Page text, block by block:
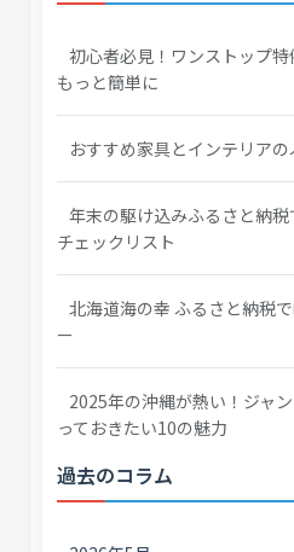
初心者必見！ワンストップ
もっと簡単に
おすすめ家具とインテリア
年末の駆け込みふるさと納
チェックリスト
北海道海の幸 ふるさと納税
ー
2025年の沖縄が熱い！ジャ
っておきたい10の魅力
過去のコラム